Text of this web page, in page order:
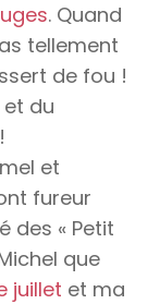
. Quand
tellement
de fou !
du
et
fureur
des « Petit
que
juillet et ma